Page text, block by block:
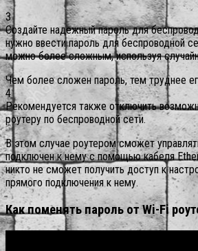
3
Создайте надежный пароль для
нужно ввести пароль для беспроводной
можно более сложным, используя
Чем более сложен пароль, тем труднее
4
Рекомендуется также отключить
роутеру по беспроводной сети.
В этом случае роутером сможет
подключен к нему с помощью кабеля
никто не сможет получить доступ к
прямого подключения к нему.
Как поменять пароль от Wi-Fi